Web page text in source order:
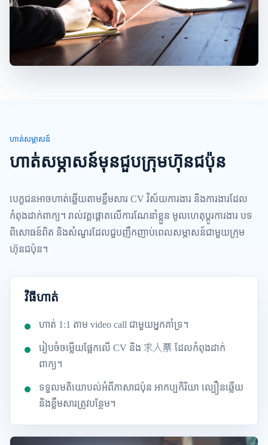
ហាត់សម្ភាសន៍
ហាត់សម្ភាសន៍មុនជួបក្រុមហ៊ុនជប៉ុន
បេក្ខជនអាចហាត់ឆ្លើយតាមខ្លឹមសារ CV វិស័យការងារ និងការងារដែល
កំពុងដាក់ពាក្យ។ រាល់វគ្គផ្តោតលើការណែនាំខ្លួន មូលហេតុប្តូរការងារ បទ
ពិសោធន៍ពិត និងសំណួរដែលជួបញឹកញាប់ពេលសម្ភាសន៍ជាមួយក្រុម
ហ៊ុនជប៉ុន។
វិធីហាត់
ហាត់ 1:1 តាម video call ជាមួយអ្នកគាំទ្រ។
រៀបចំចម្លើយផ្អែកលើ CV និង 求人票 ដែលកំពុងដាក់
ពាក្យ។
ទទួលមតិយោបល់អំពីភាសាជប៉ុន អាកប្បកិរិយា ល្បឿនឆ្លើយ
និងខ្លឹមសារត្រូវបន្ថែម។